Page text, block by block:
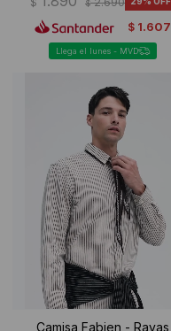
$
$ 1.607
Llega el lunes - MVD
Camisa Fabien - Rayas